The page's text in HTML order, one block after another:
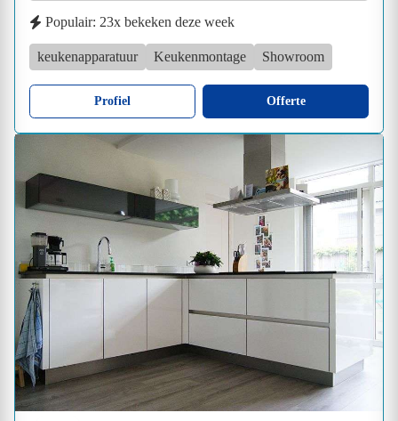
Populair: 23x bekeken deze week
keukenapparatuur Keukenmontage Showroom
Profiel Offerte